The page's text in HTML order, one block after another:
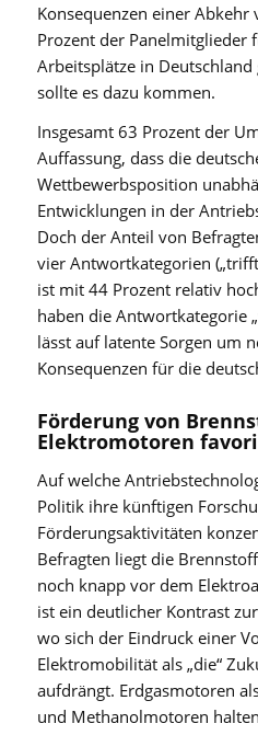
Konsequenzen einer Abkehr
Prozent der Panelmitglieder
Arbeitsplätze in
sollte es dazu kommen.
Insgesamt 63 Prozent der
Auffassung, dass die
Wettbewerbsposition
Entwicklungen in der
Doch der Anteil von
vier Antwortkategorien
ist mit 44 Prozent relativ
haben die Antwortkategorie
lässt auf latente Sorgen um
Konsequenzen für die
Förderung von
Elektromotoren
Auf welche
Politik ihre künftigen
Förderungsaktivitäten
Befragten liegt die
noch knapp vor dem
ist ein deutlicher Kontrast
wo sich der Eindruck einer
Elektromobilität als „die“
aufdrängt. Erdgasmotoren
und Methanolmotoren